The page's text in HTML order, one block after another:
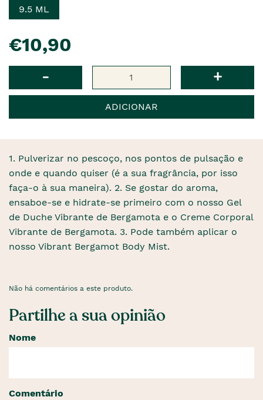
9.5 ML
€10,90
- +
ADICIONAR
1. Pulverizar no pescoço, nos pontos de pulsação e
onde e quando quiser (é a sua fragrância, por isso
faça-o à sua maneira). 2. Se gostar do aroma,
ensaboe-se e hidrate-se primeiro com o nosso Gel
de Duche Vibrante de Bergamota e o Creme Corporal
Vibrante de Bergamota. 3. Pode também aplicar o
nosso Vibrant Bergamot Body Mist.
Não há comentários a este produto.
Partilhe a sua opinião
Nome
Comentário